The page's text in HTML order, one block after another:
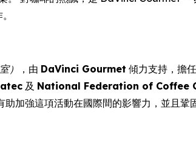
） ，由 DaVinci Gourmet 傾力支持，擔
及 National Federation of Coffee
加強這項活動在國際間的影響力，並且鞏